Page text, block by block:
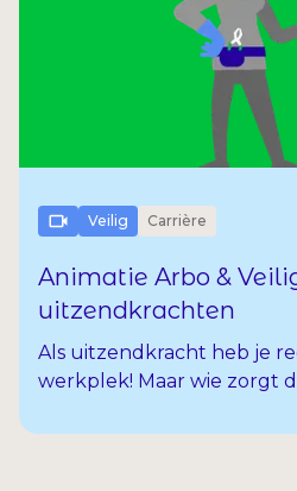
Veilig Carrière
Animatie Arbo &
uitzendkrachten
Als uitzendkracht heb je
werkplek! Maar wie zorgt
vragen hebt en wat wordt